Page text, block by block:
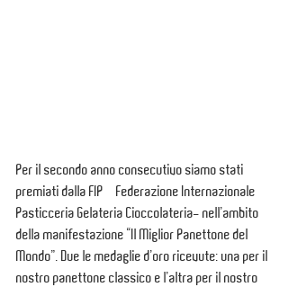
Per il secondo anno consecutivo siamo stati
premiati dalla FIP – Federazione Internazionale
Pasticceria Gelateria Cioccolateria- nell’ambito
della manifestazione “Il Miglior Panettone del
Mondo”. Due le medaglie d’oro ricevute: una per il
nostro panettone classico e l’altra per il nostro